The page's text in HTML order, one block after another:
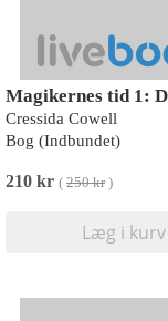
Cressida Cowell
Bog (Indbundet)
210 kr ( 250 kr)
Læg i kurv